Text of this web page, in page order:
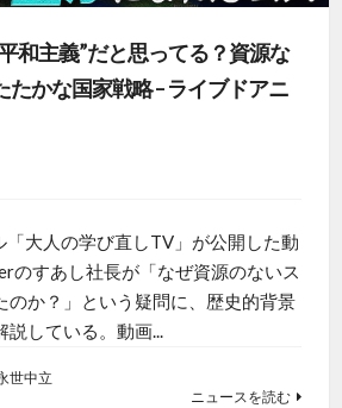
和主義”だと思ってる？資源な
たかな国家戦略 – ライブドアニ
「大人の学び直しTV」が公開した動
のすあし社長が「なぜ資源のないス
のか？」という疑問に、歴史的背景
説している。動画...
世中立
ニュースを読む